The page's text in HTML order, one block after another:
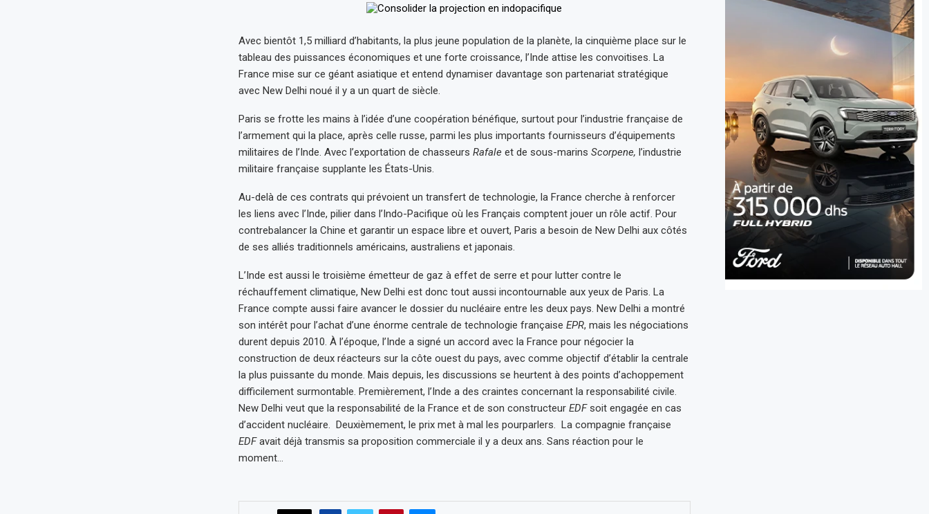
Avec bientôt 1,5 milliard d’habitants, la plus jeune population de la planète, la cinquième place sur le
tableau des puissances économiques et une forte croissance, l’Inde attise les convoitises. La
France mise sur ce géant asiatique et entend dynamiser davantage son partenariat stratégique
avec New Delhi noué il y a un quart de siècle.
Paris se frotte les mains à l’idée d’une coopération bénéfique, surtout pour l’industrie française de
l’armement qui la place, après celle russe, parmi les plus importants fournisseurs d’équipements
militaires de l’Inde. Avec l’exportation de chasseurs Rafaleet de sous-marins Scorpene, l’industrie
militaire française supplante les États-Unis.
Au-delà de ces contrats qui prévoient un transfert de technologie, la France cherche à renforcer
les liens avec l’Inde, pilier dans l’Indo-Pacifique où les Français comptent jouer un rôle actif. Pour
contrebalancer la Chine et garantir un espace libre et ouvert, Paris a besoin de New Delhi aux côtés
de ses alliés traditionnels américains, australiens et japonais.
L’Inde est aussi le troisième émetteur de gaz à effet de serre et pour lutter contre le
réchauffement climatique, New Delhi est donc tout aussi incontournable aux yeux de Paris. La
France compte aussi faire avancer le dossier du nucléaire entre les deux pays. New Delhi a montré
son intérêt pour l’achat d’une énorme centrale de technologie française EPR, mais les négociations
durent depuis 2010. À l’époque, l’Inde a signé un accord avec la France pour négocier la
construction de deux réacteurs sur la côte ouest du pays, avec comme objectif d’établir la centrale
la plus puissante du monde. Mais depuis, les discussions se heurtent à des points d’achoppement
difficilement surmontable. Premièrement, l’Inde a des craintes concernant la responsabilité civile.
New Delhi veut que la responsabilité de la France et de son constructeur EDFsoit engagée en cas
d’accident nucléaire. Deuxièmement, le prix met à mal les pourparlers. La compagnie française
EDFavait déjà transmis sa proposition commerciale il y a deux ans. Sans réaction pour le
moment…